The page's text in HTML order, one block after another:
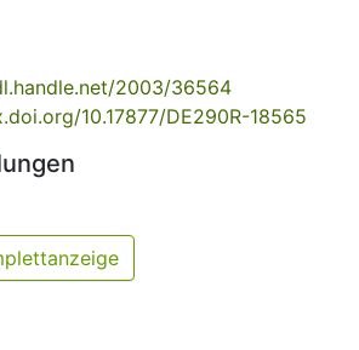
2003/36564
10.17877/DE290R-18565